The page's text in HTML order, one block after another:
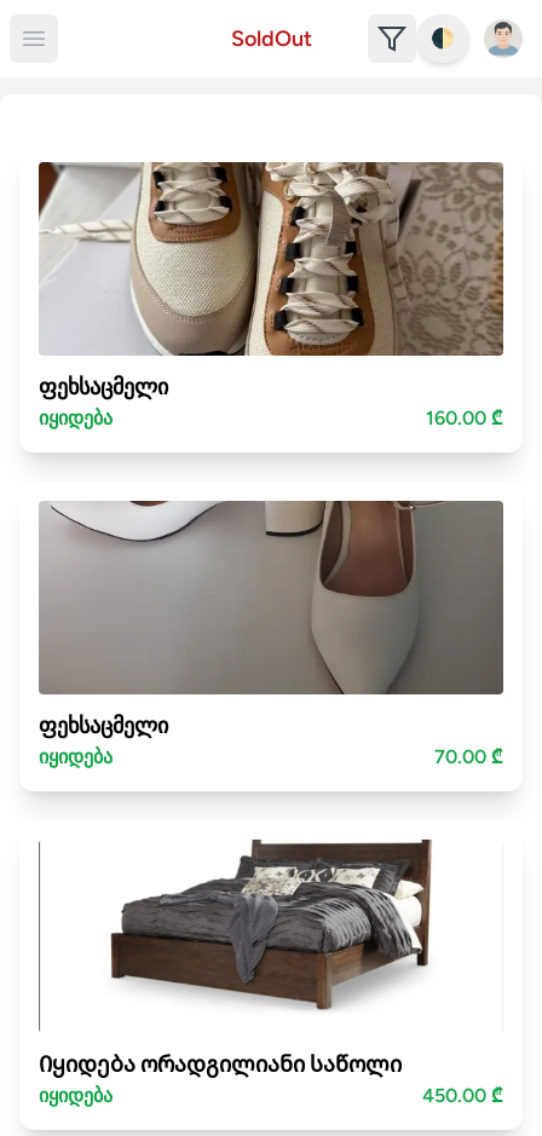
Open main menu SoldOut 🌓 Open
ფეხსაცმელი
იყიდება 160.00 ₾
ფეხსაცმელი
იყიდება 70.00 ₾
Იყიდება ორადგილიანი საწოლი
იყიდება 450.00 ₾